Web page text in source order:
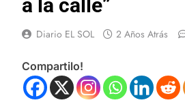
a la calle”
Diario EL SOL 2 Años Atrás
Compartilo!